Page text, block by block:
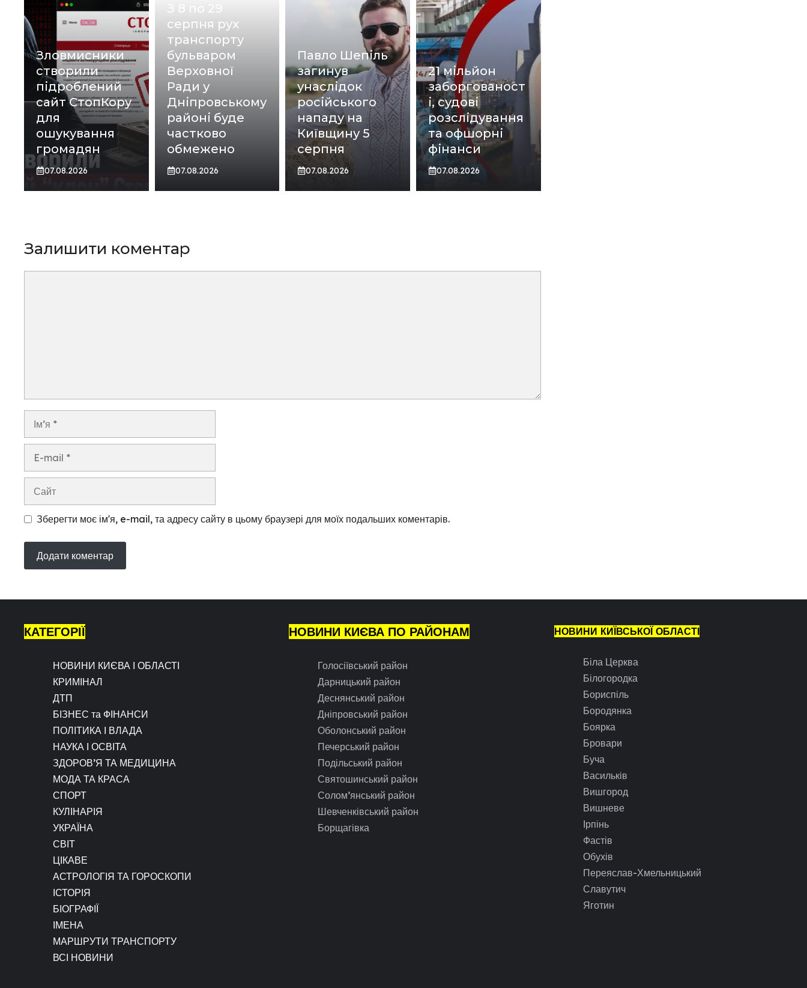
Зловмисники
створили
підроблений
сайт СтопКору
для
ошукування
громадян
07.08.2026
З 8 по 29
серпня рух
транспорту
бульваром
Верховної
Ради у
Дніпровському
районі буде
частково
обмежено
07.08.2026
Павло Шепіль
загинув
унаслідок
російського
нападу на
Київщину 5
серпня
07.08.2026
21 мільйон
заборгованост
і, судові
розслідування
та офшорні
фінанси
07.08.2026
Залишити коментар
Зберегти моє ім'я, e-mail, та адресу сайту в цьому браузері для моїх подальших коментарів.
КАТЕГОРІЇ
НОВИНИ КИЄВА І ОБЛАСТІ
КРИМІНАЛ
ДТП
БІЗНЕС та ФІНАНСИ
ПОЛІТИКА І ВЛАДА
НАУКА І ОСВІТА
ЗДОРОВ’Я ТА МЕДИЦИНА
МОДА ТА КРАСА
СПОРТ
КУЛІНАРІЯ
УКРАЇНА
СВІТ
ЦІКАВЕ
АСТРОЛОГІЯ ТА ГОРОСКОПИ
ІСТОРІЯ
БІОГРАФІЇ
ІМЕНА
МАРШРУТИ ТРАНСПОРТУ
ВСІ НОВИНИ
НОВИНИ КИЄВА ПО РАЙОНАМ
Голосіївський район
Дарницький район
Деснянський район
Дніпровський район
Оболонський район
Печерський район
Подільський район
Святошинський район
Солом’янський район
Шевченківський район
Борщагівка
НОВИНИ КИЇВСЬКОЇ ОБЛАСТІ
Біла Церква
Білогородка
Бориспіль
Бородянка
Боярка
Бровари
Буча
Васильків
Вишгород
Вишневе
Ірпінь
Фастів
Обухів
Переяслав-Хмельницький
Славутич
Яготин